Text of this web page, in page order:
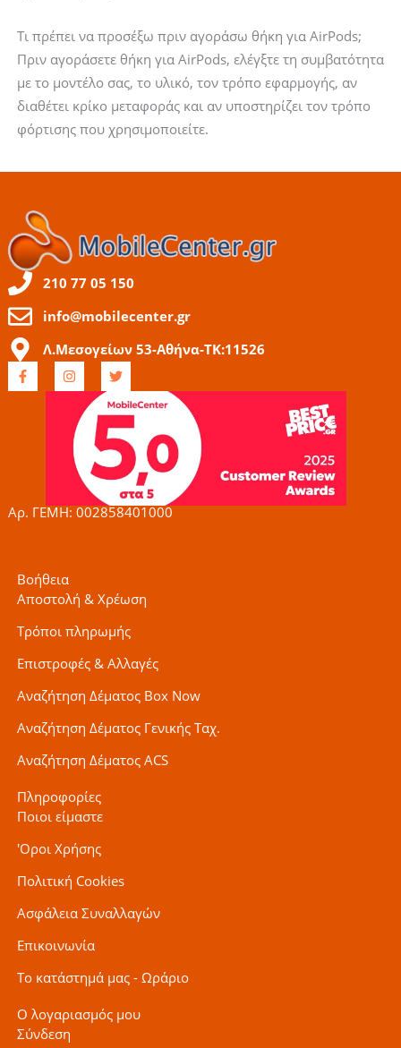
Τι πρέπει να προσέξω πριν αγοράσω θήκη για AirPods;
Πριν αγοράσετε θήκη για AirPods, ελέγξτε τη συμβατότητα
με το μοντέλο σας, το υλικό, τον τρόπο εφαρμογής, αν
διαθέτει κρίκο μεταφοράς και αν υποστηρίζει τον τρόπο
φόρτισης που χρησιμοποιείτε.
210 77 05 150
info@mobilecenter.gr
Λ.Μεσογείων 53-Αθήνα-ΤΚ:11526
F
a
c
I
n
s
g
r
a
m
T
w
t
t
e
r
Αρ. ΓΕΜΗ: 002858401000
Βοήθεια
Αποστολή & Χρέωση
Τρόποι πληρωμής
Επιστροφές & Αλλαγές
Αναζήτηση Δέματος Box Now
Αναζήτηση Δέματος Γενικής Ταχ.
Αναζήτηση Δέματος ACS
Πληροφορίες
Ποιοι είμαστε
'Οροι Χρήσης
Πολιτική Cookies
Ασφάλεια Συναλλαγών
Επικοινωνία
Το κατάστημά μας - Ωράριο
Ο λογαριασμός μου
Σύνδεση